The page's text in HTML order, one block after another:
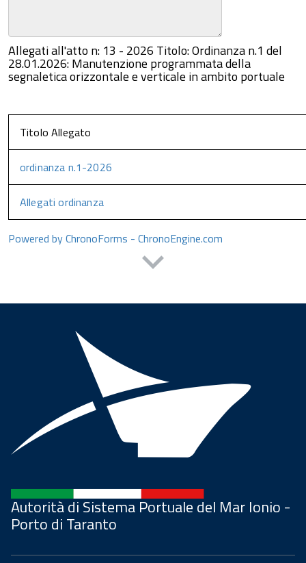
Allegati all'atto n: 13 - 2026 Titolo: Ordinanza n.1 del
28.01.2026: Manutenzione programmata della
segnaletica orizzontale e verticale in ambito portuale
Titolo Allegato
ordinanza n.1-2026
Allegati ordinanza
Powered by ChronoForms - ChronoEngine.com
Autorità di Sistema Portuale del Mar Ionio -
Porto di Taranto